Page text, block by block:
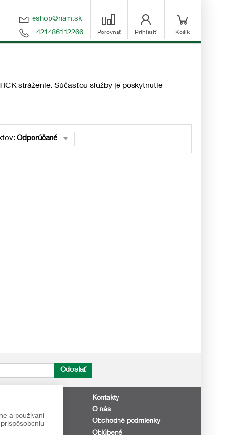
eshop@nam.sk
+421486112266
Porovnať Prihlásiť Košík
stráženie. Súčasťou služby je poskytnutie
Odporúčané
Odoslať
Kontakty
O nás
Obchodné podmienky
Oblúbené
a používaní